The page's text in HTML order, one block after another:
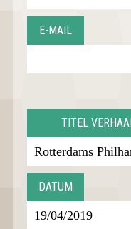
E-MAIL
TITEL
DATUM